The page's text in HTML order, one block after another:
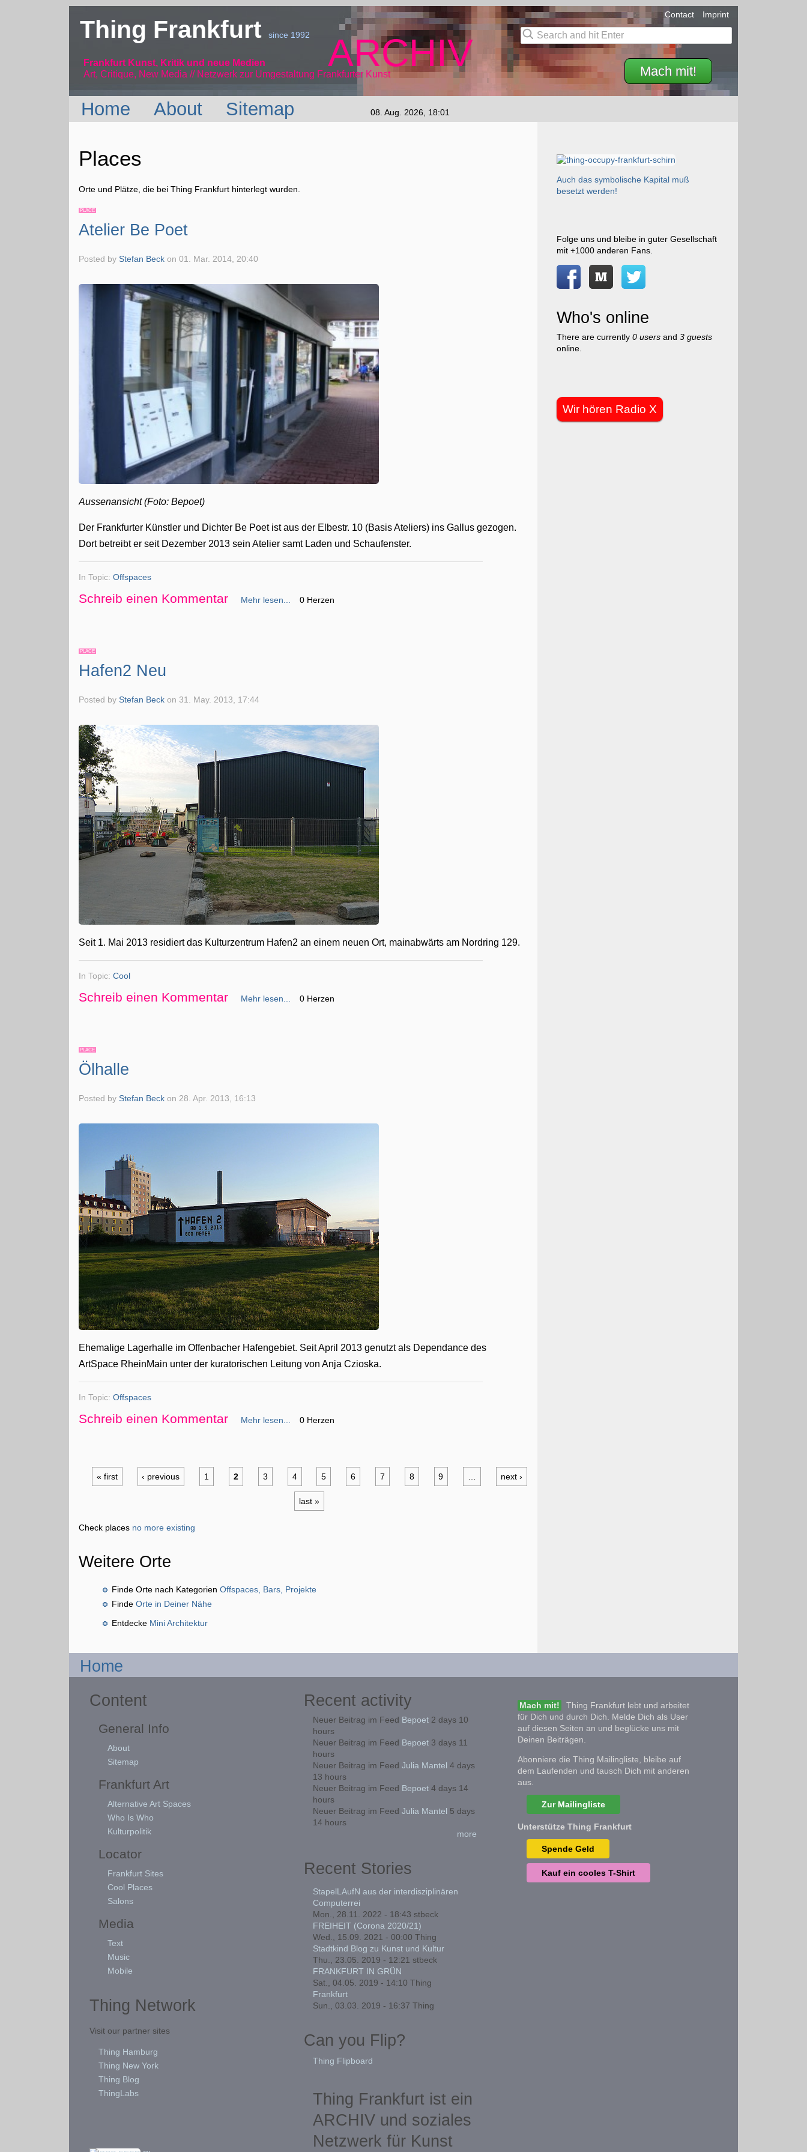
Thing Frankfurtsince 1992
Frankfurt Kunst, Kritik und neue Medien
Art, Critique, New Media // Netzwerk
ARCHIV
zur Umgestaltung Frankfurter Kunst Mach mit!
Contact Imprint
Home About Sitemap 08. Aug. 2026, 18:01
Places
Orte und Plätze, die bei Thing Frankfurt hinterlegt wurden.
PLACE
Atelier Be Poet
Posted byStefan Beck on01. Mar. 2014, 20:40
Aussenansicht (Foto: Bepoet)
Der Frankfurter Künstler und Dichter Be Poet ist aus der Elbestr. 10 (Basis Ateliers) ins Gallus gezogen.
Dort betreibt er seit Dezember 2013 sein Atelier samt Laden und Schaufenster.
In Topic:Offspaces
Schreib einen Kommentar Mehr lesen... 0 Herzen
PLACE
Hafen2 Neu
Posted byStefan Beck on 31. May. 2013, 17:44
Seit 1. Mai 2013 residiert das Kulturzentrum Hafen2 an einem neuen Ort, mainabwärts am Nordring 129.
In Topic:Cool
Schreib einen Kommentar Mehr lesen... 0 Herzen
PLACE
Ölhalle
Posted byStefan Beck on 28. Apr. 2013, 16:13
Ehemalige Lagerhalle im Offenbacher Hafengebiet. Seit April 2013 genutzt als Dependance des
ArtSpace RheinMain unter der kuratorischen Leitung von Anja Czioska.
In Topic:Offspaces
Schreib einen Kommentar Mehr lesen... 0 Herzen
« first ‹ previous 1 2 3 4 5 6 7 8 9 next ›
last »
Check places no more existing
Weitere Orte
Finde Orte nach KategorienOffspaces, Bars, Projekte
FindeOrte in Deiner Nähe
Entdecke Mini Architektur
Auch das symbolische Kapital muß
besetzt werden!
Folge uns und bleibe in guter Gesellschaft
mit +1000 anderen Fans.
Who's online
There are currently 0 usersand 3 guests
online.
Wir hören Radio X
Home
Content
General Info
About
Sitemap
Frankfurt Art
Alternative Art Spaces
Who Is Who
Kulturpolitik
Locator
Frankfurt Sites
Cool Places
Salons
Media
Text
Music
Mobile
Thing Network
Visit our partner sites
Thing Hamburg
Thing New York
Thing Blog
ThingLabs
Recent activity
Neuer Beitrag im Feed Bepoet2 days 10
hours
Neuer Beitrag im Feed Bepoet3 days 11
hours
Neuer Beitrag im Feed Julia Mantel 4 days
13 hours
Neuer Beitrag im Feed Bepoet4 days 14
hours
Neuer Beitrag im Feed Julia Mantel 5 days
14 hours
more
Recent Stories
StapelLAufN aus der interdisziplinären
Computerrei
Mon., 28.11. 2022 - 18:43 stbeck
FREIHEIT (Corona 2020/21)
Wed., 15.09. 2021 - 00:00 Thing
Stadtkind Blog zu Kunst und Kultur
Thu., 23.05. 2019 - 12:21 stbeck
FRANKFURT IN GRÜN
Sat., 04.05. 2019 - 14:10 Thing
Frankfurt
Sun., 03.03. 2019 - 16:37 Thing
Can you Flip?
Thing Flipboard
Thing Frankfurt ist ein
ARCHIV und soziales
Netzwerk für Kunst
Mach mit!
Thing Frankfurt lebt und arbeitet
für Dich und durch Dich. Melde Dich als User
auf diesen Seiten an und beglücke uns mit
Deinen Beiträgen.
Abonniere die Thing Mailingliste, bleibe auf
dem Laufenden und tausch Dich mit anderen
aus.
Zur Mailingliste
Unterstütze Thing Frankfurt
Spende Geld
Kauf ein cooles T-Shirt